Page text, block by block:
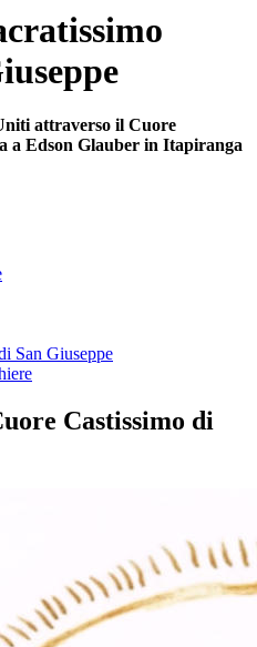
attraverso il Cuore
a Edson Glauber in Itapiranga
San Giuseppe
Castissimo di